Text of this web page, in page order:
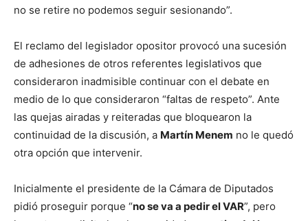
no se retire no podemos seguir sesionando”.
El reclamo del legislador opositor provocó una sucesión
de adhesiones de otros referentes legislativos que
consideraron inadmisible continuar con el debate en
medio de lo que consideraron “faltas de respeto”. Ante
las quejas airadas y reiteradas que bloquearon la
continuidad de la discusión, a Martín Menem no le quedó
otra opción que intervenir.
Inicialmente el presidente de la Cámara de Diputados
pidió proseguir porque “no se va a pedir el VAR”, pero